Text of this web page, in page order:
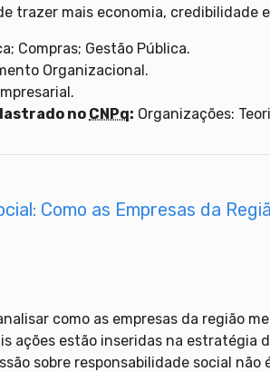
trazer mais economia, credibilidade
Compras; Gestão Pública.
Organizacional.
no CNPq: Organizações:
Como as Empresas da
como as empresas da região
ações estão inseridas na estratégia
sobre responsabilidade social